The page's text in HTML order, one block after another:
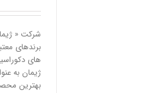
شرکت «
برندهای
های
ژیمان به
بهترین